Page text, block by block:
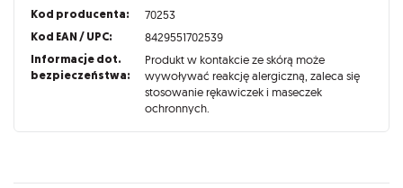
Kod producenta: 70253
Kod EAN / UPC: 8429551702539
Informacje dot.
bezpieczeństwa:
Produkt w kontakcie ze skórą może
wywoływać reakcję alergiczną, zaleca się
stosowanie rękawiczek i maseczek
ochronnych.